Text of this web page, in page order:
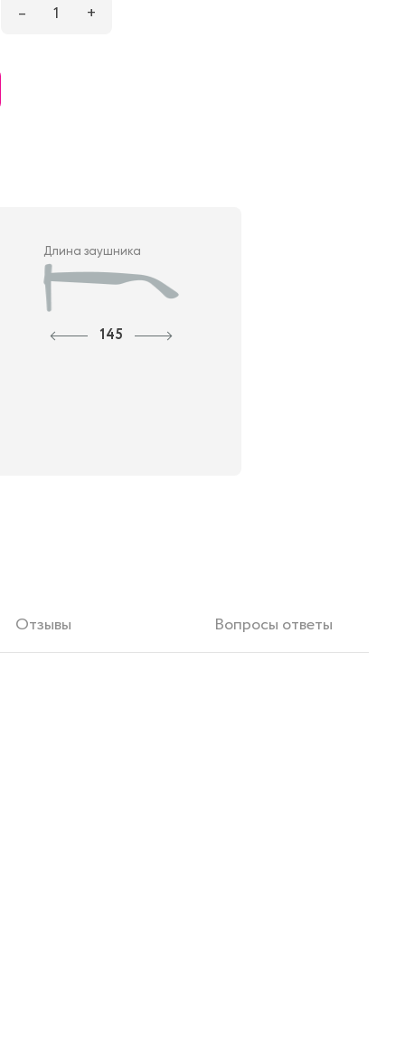
– 1 +
Длина заушника
145
Отзывы Вопросы ответы